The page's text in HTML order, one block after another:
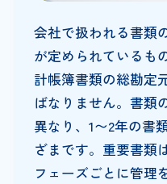
会社で扱われる書類
が定められているも
計帳簿書類の総勘定
ばなりません。書類
異なり、1〜2年の書
ざまです。重要書類
フェーズごとに管理